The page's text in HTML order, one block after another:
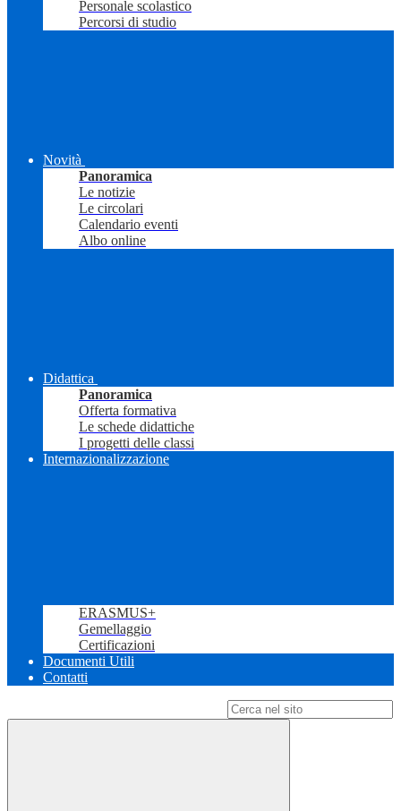
Personale scolastico
Percorsi di studio
Novità
Panoramica
Le notizie
Le circolari
Calendario eventi
Albo online
Didattica
Panoramica
Offerta formativa
Le schede didattiche
I progetti delle classi
Internazionalizzazione
ERASMUS+
Gemellaggio
Certificazioni
Documenti Utili
Contatti